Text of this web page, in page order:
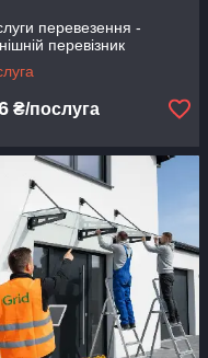
перевезення -
перевізник
₴/послуга